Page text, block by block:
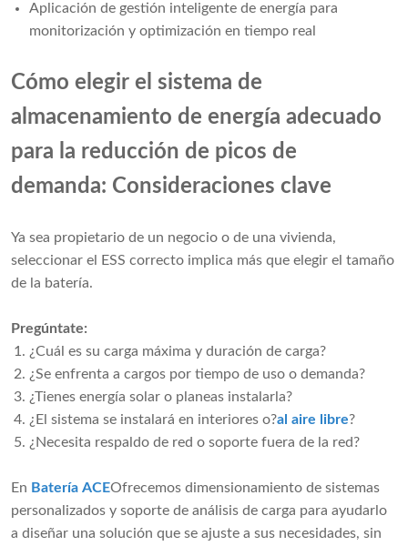
Aplicación de gestión inteligente de energía para
monitorización y optimización en tiempo real
Cómo elegir el sistema de
almacenamiento de energía adecuado
para la reducción de picos de
demanda: Consideraciones clave
Ya sea propietario de un negocio o de una vivienda,
seleccionar el ESS correcto implica más que elegir el tamaño
de la batería.
Pregúntate:
¿Cuál es su carga máxima y duración de carga?
¿Se enfrenta a cargos por tiempo de uso o demanda?
¿Tienes energía solar o planeas instalarla?
¿El sistema se instalará en interiores o?al aire libre?
¿Necesita respaldo de red o soporte fuera de la red?
En Batería ACEOfrecemos dimensionamiento de sistemas
personalizados y soporte de análisis de carga para ayudarlo
a diseñar una solución que se ajuste a sus necesidades, sin